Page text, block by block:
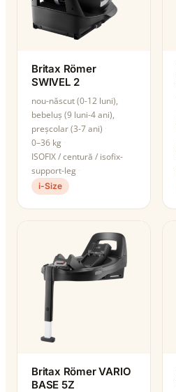
Britax Römer
SWIVEL 2
nou-născut (0-12 luni),
bebeluș (9 luni-4 ani),
preșcolar (3-7 ani)
0–36 kg
ISOFIX / centură / isofix-
support-leg
i-Size
Britax Römer VARIO
BASE 5Z